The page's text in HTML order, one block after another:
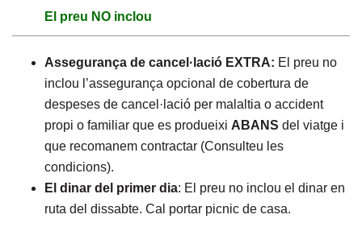
El preu NO inclou
Assegurança de cancel·lació EXTRA: El preu no
inclou l’assegurança opcional de cobertura de
despeses de cancel·lació per malaltia o accident
propi o familiar que es produeixi ABANS del viatge i
que recomanem contractar (Consulteu les
condicions).
El dinar del primer dia: El preu no inclou el dinar en
ruta del dissabte. Cal portar picnic de casa.